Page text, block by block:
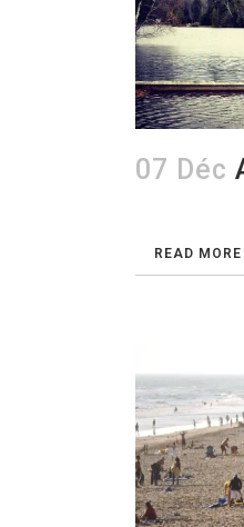
07 Déc
READ MORE